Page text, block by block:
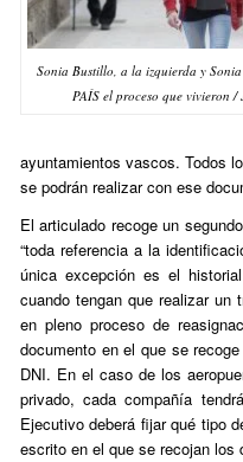
Sonia Bustillo, a la izquierda y
PAÍS el proceso que vivieron /
ayuntamientos vascos. Todos
se podrán realizar con ese
El articulado recoge un
“toda referencia a la
única excepción es el
cuando tengan que realizar un
en pleno proceso de
documento en el que se
DNI. En el caso de los
privado, cada compañía
Ejecutivo deberá fijar qué tipo
escrito en el que se recojan
niega la
mujer